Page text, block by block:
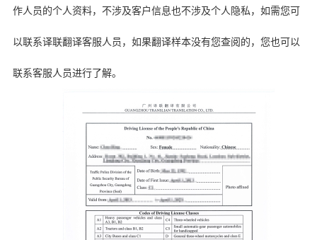
作人员的个人资料，不涉及客户信息也不涉及个人隐私，如需您可
以联系译联翻译客服人员，如果翻译样本没有您查阅的，您也可以
联系客服人员进行了解。